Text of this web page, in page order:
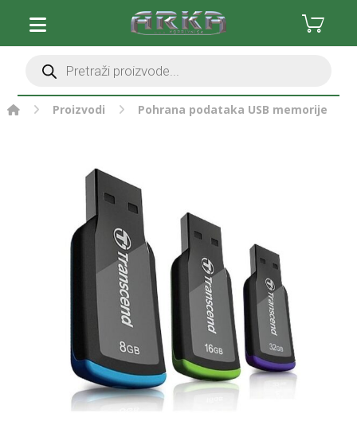
Proizvodi Pohrana podataka USB memorije